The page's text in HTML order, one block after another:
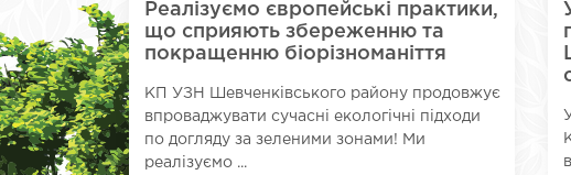
Реалізуємо європейські практики,
що сприяють збереженню та
покращенню біорізноманіття
КП УЗН Шевченківського району продовжує
впроваджувати сучасні екологічні підходи
по догляду за зеленими зонами! Ми
реалізуємо ...